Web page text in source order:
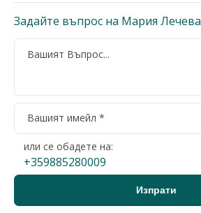
Задайте въпрос на Мария Лечева
или се обадете на:
+359885280009